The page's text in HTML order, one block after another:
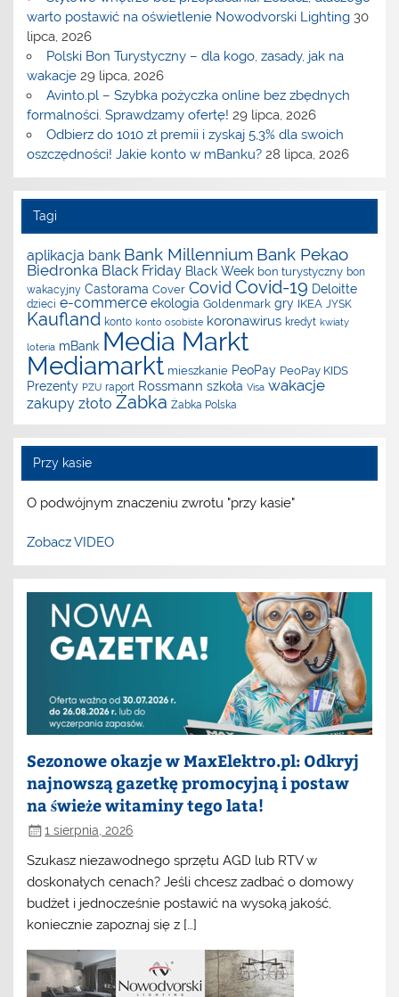
warto postawić na oświetlenie Nowodvorski Lighting 30
lipca, 2026
Polski Bon Turystyczny – dla kogo, zasady, jak na
wakacje 29 lipca, 2026
Avinto.pl – Szybka pożyczka online bez zbędnych
formalności. Sprawdzamy ofertę! 29 lipca, 2026
Odbierz do 1010 zł premii i zyskaj 5,3% dla swoich
oszczędności! Jakie konto w mBanku? 28 lipca, 2026
Tagi
aplikacja bank Bank Millennium Bank Pekao
Biedronka Black Friday Black Week bon turystyczny bon
wakacyjny Castorama Cover Covid Covid-19 Deloitte
dzieci e-commerce ekologia Goldenmark gry IKEA JYSK
Kaufland konto konto osobiste koronawirus kredyt kwiaty
loteria mBank Media Markt
Mediamarkt mieszkanie PeoPay PeoPay KIDS
Prezenty PZU raport Rossmann szkoła Visa wakacje
zakupy złoto Żabka Żabka Polska
Przy kasie
O podwójnym znaczeniu zwrotu "przy kasie"
Zobacz VIDEO
Sezonowe okazje w MaxElektro.pl: Odkryj
najnowszą gazetkę promocyjną i postaw
na świeże witaminy tego lata!
1 sierpnia, 2026
Szukasz niezawodnego sprzętu AGD lub RTV w
doskonałych cenach? Jeśli chcesz zadbać o domowy
budżet i jednocześnie postawić na wysoką jakość,
koniecznie zapoznaj się z […]